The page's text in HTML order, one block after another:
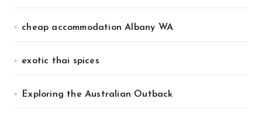
cheap accommodation Albany WA
exotic thai spices
Exploring the Australian Outback